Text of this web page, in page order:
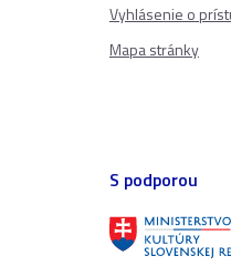
Vyhlásenie o
Mapa stránky
S podporou